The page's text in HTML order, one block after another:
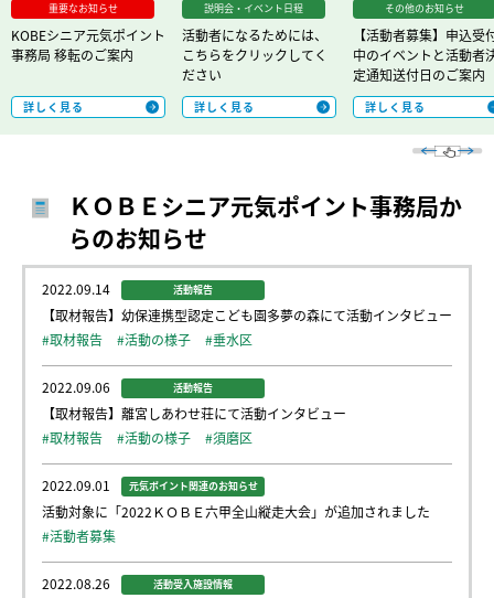
重要なお知らせ
KOBEシニア元気ポイント
事務局 移転のご案内
詳しく見る
説明会・イベント日程
活動者になるためには、
こちらをクリックしてく
ださい
詳しく見る
その他のお知らせ
【活動者募集】申込受
中のイベントと活動者
定通知送付日のご案内
詳しく見る
ＫＯＢＥシニア元気ポイント事務局か
らのお知らせ
2022.09.14 活動報告
【取材報告】幼保連携型認定こども園多夢の森にて活動インタビュー
#取材報告
#活動の様子 #垂水区
2022.09.06 活動報告
【取材報告】離宮しあわせ荘にて活動インタビュー
#取材報告
#活動の様子 #須磨区
2022.09.01 元気ポイント関連のお知らせ
活動対象に「2022ＫＯＢＥ六甲全山縦走大会」が追加されました
#活動者募集
2022.08.26 活動受入施設情報